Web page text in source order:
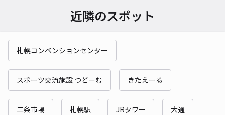
近隣のスポット
札幌コンベンションセンター
スポーツ交流施設 つどーむ きたえーる
二条市場 札幌駅 JRタワー 大通